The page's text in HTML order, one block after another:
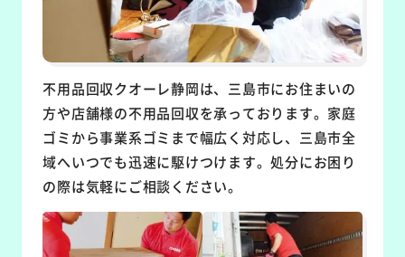
不用品回収クオーレ静岡は、三島市にお住まいの
方や店舗様の不用品回収を承っております。家庭
ゴミから事業系ゴミまで幅広く対応し、三島市全
域へいつでも迅速に駆けつけます。処分にお困り
の際は気軽にご相談ください。